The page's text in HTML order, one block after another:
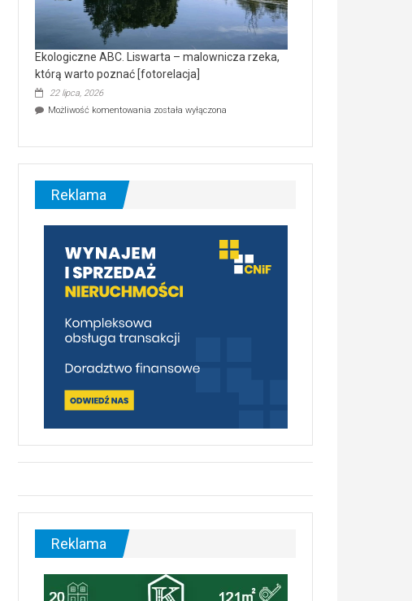
Ekologiczne ABC. Liswarta – malownicza rzeka,
którą warto poznać [fotorelacja]
22 lipca, 2026
Możliwość komentowania Ekologiczne
–
malownicza
[fotorelacja]
została wyłączona
Reklama
Reklama